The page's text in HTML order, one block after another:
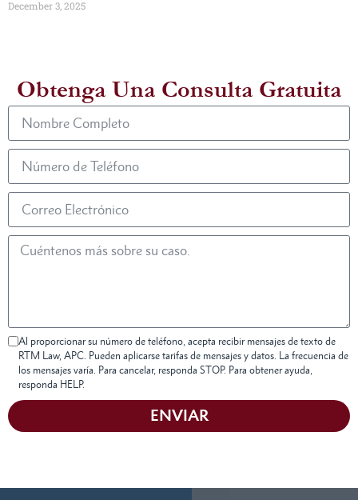
December 3, 2025
Obtenga Una Consulta Gratuita
Al proporcionar su número de teléfono, acepta recibir mensajes de texto de
RTM Law, APC. Pueden aplicarse tarifas de mensajes y datos. La frecuencia de
los mensajes varía. Para cancelar, responda STOP. Para obtener ayuda,
responda HELP.
ENVIAR